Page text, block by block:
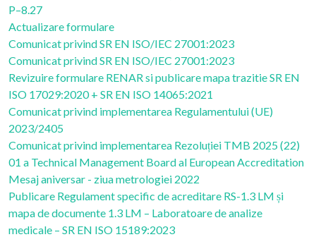
P–8.27
Actualizare formulare
Comunicat privind SR EN ISO/IEC 27001:2023
Comunicat privind SR EN ISO/IEC 27001:2023
Revizuire formulare RENAR si publicare mapa trazitie SR EN
ISO 17029:2020 + SR EN ISO 14065:2021
Comunicat privind implementarea Regulamentului (UE)
2023/2405
Comunicat privind implementarea Rezoluției TMB 2025 (22)
01 a Technical Management Board al European Accreditation
Mesaj aniversar - ziua metrologiei 2022
Publicare Regulament specific de acreditare RS-1.3 LM și
mapa de documente 1.3 LM – Laboratoare de analize
medicale – SR EN ISO 15189:2023